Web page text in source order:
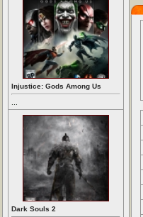
Injustice: Gods Among Us
Dark Souls 2